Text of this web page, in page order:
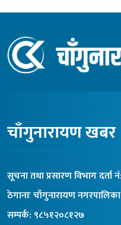
चाँगुनारायण खबर
सूचना तथा प्रसारण विभाग
ठेगानाः चाँगुनारायण
सम्पर्क: ९८५१२०८१२७